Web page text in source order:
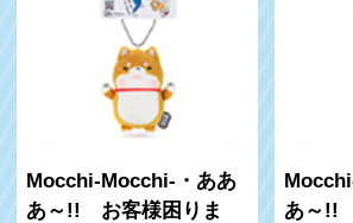
Mocchi‐Mocchi‐・ああ
あ～!! お客様困りま
あ～!!